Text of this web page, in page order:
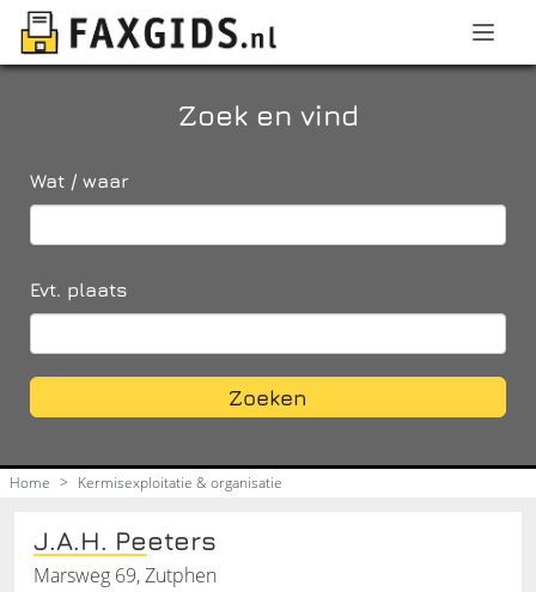
Zoek en vind
Wat / waar
Evt. plaats
Zoeken
Home > Kermisexploitatie & organisatie
J.A.H. Peeters
Marsweg 69, Zutphen